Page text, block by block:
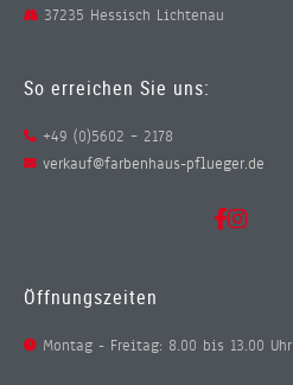
37235 Hessisch Lichtenau
So erreichen Sie uns:
+49 (0)5602 – 2178
verkauf@farbenhaus-pflueger.de
Öffnungszeiten
Montag - Freitag: 8.00 bis 13.00 Uhr